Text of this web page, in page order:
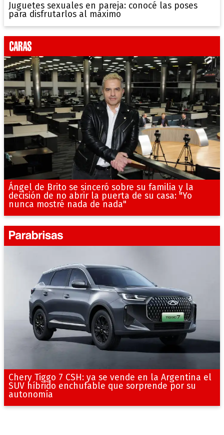
Juguetes sexuales en pareja: conocé las poses
para disfrutarlos al máximo
Ángel de Brito se sinceró sobre su familia y la
decisión de no abrir la puerta de su casa: "Yo
nunca mostré nada de nada"
Chery Tiggo 7 CSH: ya se vende en la Argentina el
SUV híbrido enchufable que sorprende por su
autonomía